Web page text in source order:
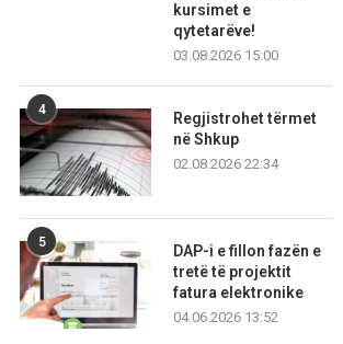
kursimet e
qytetarëve!
03.08.2026 15:00
4
Regjistrohet tërmet
në Shkup
02.08.2026 22:34
5
DAP-i e fillon fazën e
tretë të projektit
fatura elektronike
04.06.2026 13:52